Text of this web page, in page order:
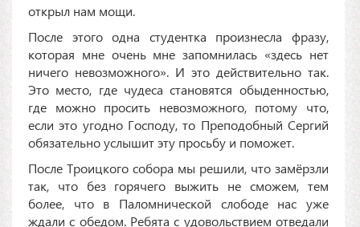
открыл нам мощи.
После этого одна студентка произнесла фразу,
которая мне очень мне запомнилась «здесь нет
ничего невозможного». И это действительно так.
Это место, где чудеса становятся обыденностью,
где можно просить невозможного, потому что,
если это угодно Господу, то Преподобный Сергий
обязательно услышит эту просьбу и поможет.
После Троицкого собора мы решили, что замёрзли
так, что без горячего выжить не сможем, тем
более, что в Паломнической слободе нас уже
ждали с обедом. Ребята с удовольствием отведали